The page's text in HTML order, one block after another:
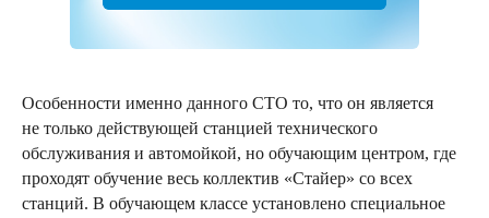
Особенности именно данного СТО то, что он является
не только действующей станцией технического
обслуживания и автомойкой, но обучающим центром, где
проходят обучение весь коллектив «Стайер» со всех
станций. В обучающем классе установлено специальное